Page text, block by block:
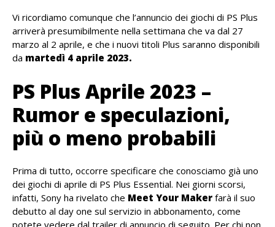
Vi ricordiamo comunque che l’annuncio dei giochi di PS Plus
arriverà presumibilmente nella settimana che va dal 27
marzo al 2 aprile, e che i nuovi titoli Plus saranno disponibili
da martedì 4 aprile 2023.
PS Plus Aprile 2023 –
Rumor e speculazioni,
più o meno probabili
Prima di tutto, occorre specificare che conosciamo già uno
dei giochi di aprile di PS Plus Essential. Nei giorni scorsi,
infatti, Sony ha rivelato che Meet Your Maker farà il suo
debutto al day one sul servizio in abbonamento, come